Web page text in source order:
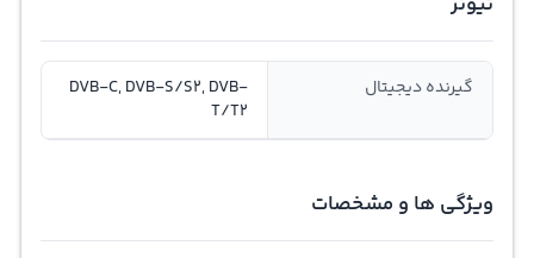
گیرنده دیجیتال
DVB-C, DVB-S/S2, DVB-
T/T2
ویژگی ها و مشخصات